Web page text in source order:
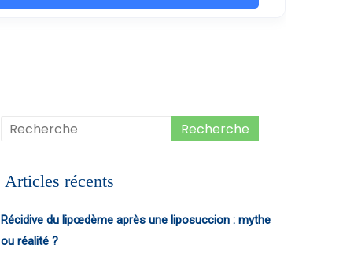
Articles récents
Récidive du lipœdème après une liposuccion : mythe
ou réalité ?